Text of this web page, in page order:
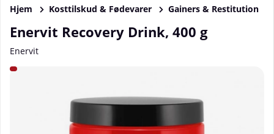
Hjem Kosttilskud & Fødevarer Gainers & Restitution
Enervit Recovery Drink, 400 g
Enervit
Produktbilleder Enervit Recovery Drink, 400 g